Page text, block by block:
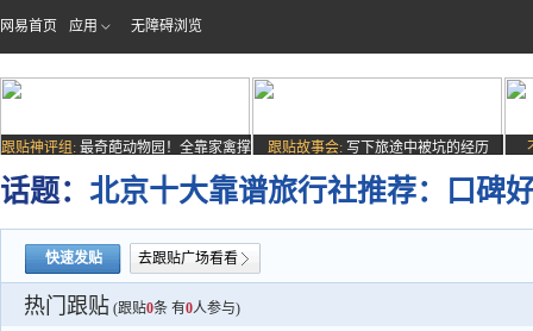
网易首页 应用 无障碍浏览
跟贴神评组: 最奇葩动物园！全靠家禽撑
场子
跟贴故事会: 写下旅途中被坑的经历
话题： 北京十大靠谱旅行社推荐：口碑
快速发贴 去跟贴广场看看
热门跟贴 (跟贴0条 有0人参与)